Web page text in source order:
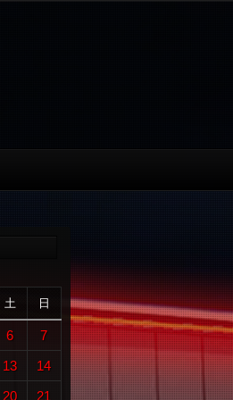
土 日
6
7
13
14
20 21